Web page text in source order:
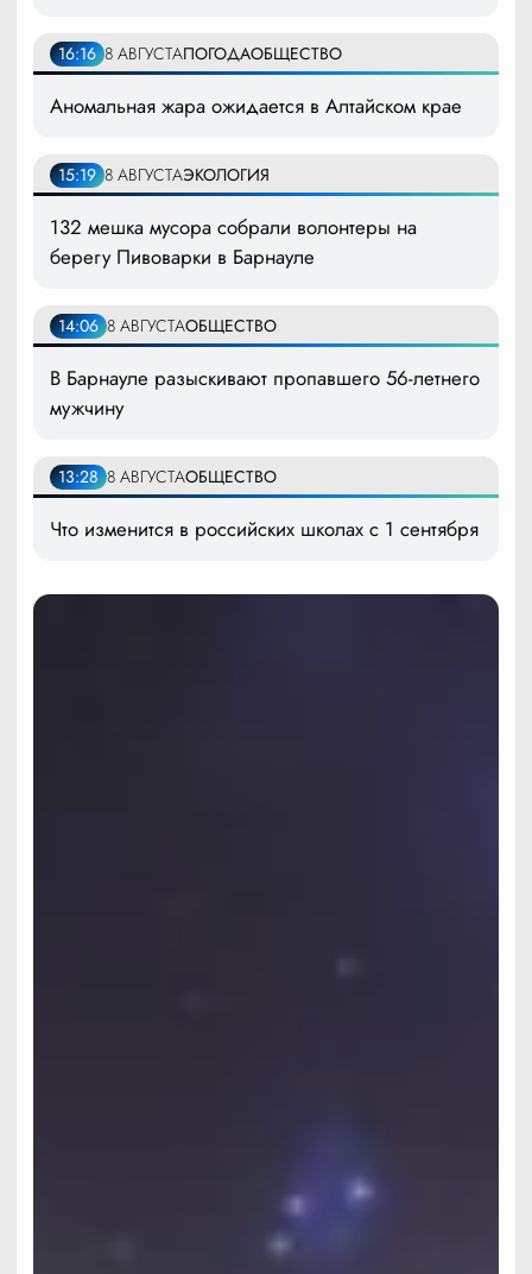
16:16 8 АВГУСТАПОГОДАОБЩЕСТВО
Аномальная жара ожидается в Алтайском крае
15:19 8 АВГУСТАЭКОЛОГИЯ
132 мешка мусора собрали волонтеры на
берегу Пивоварки в Барнауле
14:06 8 АВГУСТАОБЩЕСТВО
В Барнауле разыскивают пропавшего 56-летнего
мужчину
13:28 8 АВГУСТАОБЩЕСТВО
Что изменится в российских школах с 1 сентября